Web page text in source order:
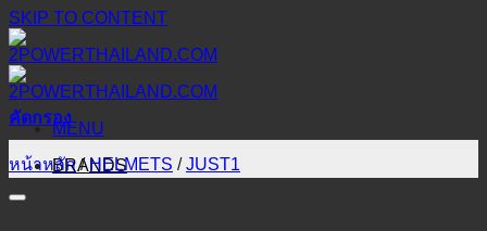
SKIP TO CONTENT
MENU
BRANDS
คัดกรอง
หน้าหลัก / HELMETS / JUST1